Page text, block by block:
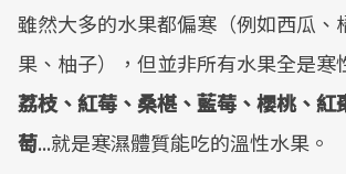
雖然大多的水果都偏寒（例如西瓜、
果、柚子），但並非所有水果全是寒
荔枝、紅莓、桑椹、藍莓、櫻桃、紅
萄...就是寒濕體質能吃的溫性水果。